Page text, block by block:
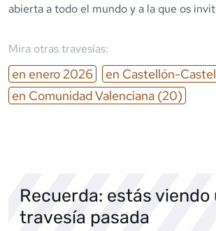
abierta a todo el mundo y a la que os
Mira otras travesías:
en enero 2026 en Castellón-
en Comunidad Valenciana (20)
Recuerda: estás viendo
travesía pasada